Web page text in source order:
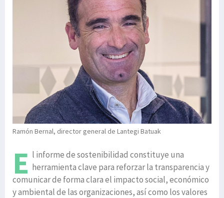
Ramón Bernal, director general de Lantegi Batuak
E l informe de sostenibilidad constituye una
herramienta clave para reforzar la transparencia y
comunicar de forma clara el impacto social, económico
y ambiental de las organizaciones, así como los valores